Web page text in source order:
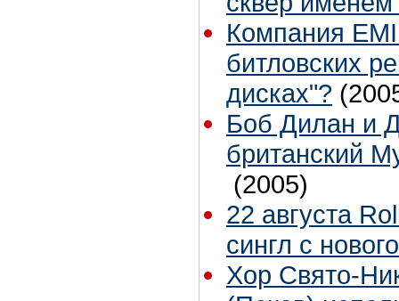
Компания
битловских
дисках"?
Боб Дилан и
британский
(2005)
22 августа
сингл с
Хор Свято-